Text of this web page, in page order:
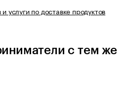
услуги по доставке продуктов
с тем же